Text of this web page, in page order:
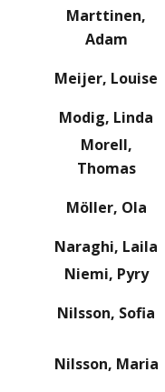
Marttinen,
Adam
Meijer, Louise
Modig, Linda
Morell,
Thomas
Möller, Ola
Naraghi, Laila
Niemi, Pyry
Nilsson, Sofia
Nilsson, Maria